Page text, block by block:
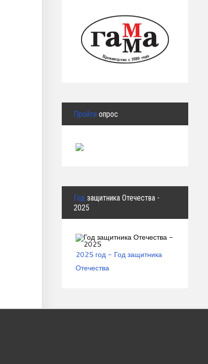
Пройти опрос
Год защитника Отечества -
2025
2025 год - Год защитника
Отечества